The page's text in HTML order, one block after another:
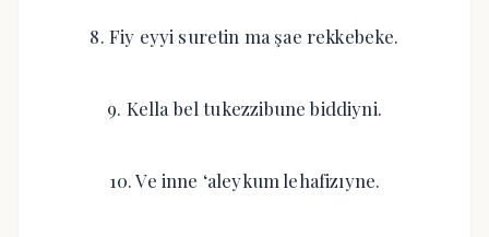
8. Fiy eyyi suretin ma şae rekkebeke.
9. Kella bel tukezzibune biddiyni.
10. Ve inne ‘aleykum lehafizıyne.